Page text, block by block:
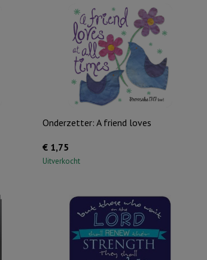
Onderzetter: A friend loves
€1,75
Uitverkocht